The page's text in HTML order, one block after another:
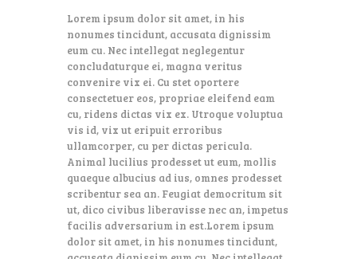
Lorem ipsum dolor sit amet, in his
nonumes tincidunt, accusata dignissim
eum cu. Nec intellegat neglegentur
concludaturque ei, magna veritus
convenire vix ei. Cu stet oportere
consectetuer eos, propriae eleifend eam
cu, ridens dictas vix ex. Utroque voluptua
vis id, vix ut eripuit erroribus
ullamcorper, cu per dictas pericula.
Animal lucilius prodesset ut eum, mollis
quaeque albucius ad ius, omnes prodesset
scribentur sea an. Feugiat democritum sit
ut, dico civibus liberavisse nec an, impetus
facilis adversarium in est.Lorem ipsum
dolor sit amet, in his nonumes tincidunt,